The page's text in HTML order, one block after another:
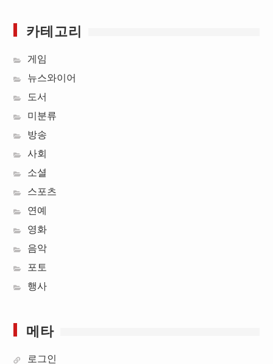
카테고리
게임
뉴스와이어
도서
미분류
방송
사회
소셜
스포츠
연예
영화
음악
포토
행사
메타
로그인